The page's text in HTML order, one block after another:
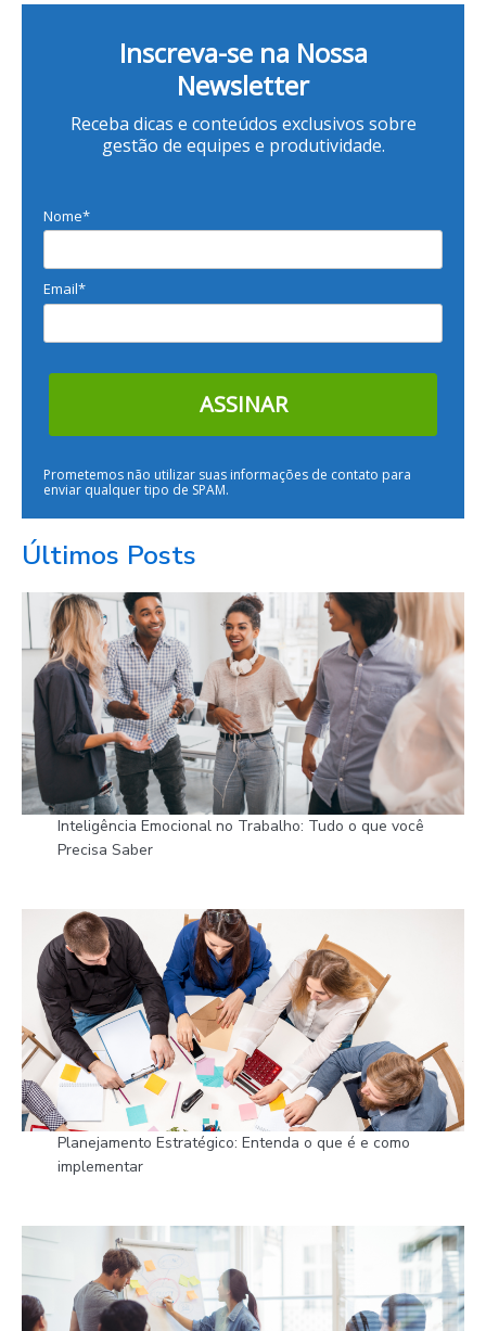
Inscreva-se na Nossa
Newsletter
Receba dicas e conteúdos exclusivos sobre
gestão de equipes e produtividade.
Nome*
Email*
ASSINAR
Prometemos não utilizar suas informações de contato para
enviar qualquer tipo de SPAM.
Últimos Posts
Inteligência Emocional no Trabalho: Tudo o que você
Precisa Saber
Planejamento Estratégico: Entenda o que é e como
implementar